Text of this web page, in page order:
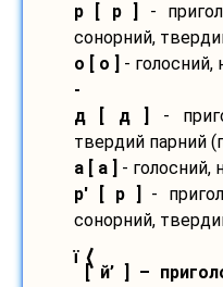
р [ р ]
-
сонорний,
о [ о ]
- голосний,
-
д [ д ]
-
твердий парний
а [ а ]
- голосний,
р' [ р ]
-
сонорний,
ї ⟨
[ й’ ] –